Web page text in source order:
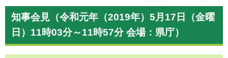
知事会見（令和元年（2019年）5月17日（金曜
日）11時03分～11時57分 会場：県庁）